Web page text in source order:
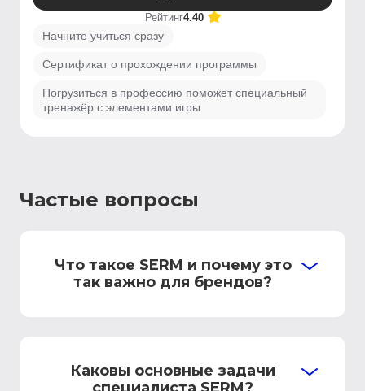
Рейтинг4.40
Начните учиться сразу
Сертификат о прохождении программы
Погрузиться в профессию поможет специальный
тренажёр с элементами игры
Частые вопросы
Что такое SERM и почему это
так важно для брендов?
Каковы основные задачи